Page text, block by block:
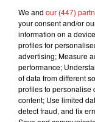
Quand partir ?
Le printemps (avril
(septembre à
la foule estivale.
luxuriante, et
soleil par an et des
l'année, Nerja
We and our (447)
your consent and/or
information on a
profiles for
advertising; Measure
performance;
of data from different
profiles to personalise
content; Use limited
detect fraud, and fix